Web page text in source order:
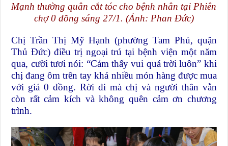
Mạnh thường quân cắt tóc cho bệnh nhân tại Phiên
chợ 0 đồng sáng 27/1. (Ảnh: Phan Đức)
Chị Trần Thị Mỹ Hạnh (phường Tam Phú, quận
Thủ Đức) điều trị ngoại trú tại bệnh viện một năm
qua, cười tươi nói: “Cảm thấy vui quá trời luôn” khi
chị đang ôm trên tay khá nhiều món hàng được mua
với giá 0 đồng. Rời đi mà chị và người thân vẫn
còn rất cảm kích và không quên cảm ơn chương
trình.